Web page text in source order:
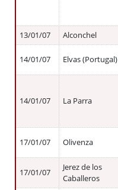
13/01/07
Alconchel
14/01/07 Elvas (Portugal)
14/01/07 La Parra
17/01/07 Olivenza
17/01/07
Jerez de los
Caballeros